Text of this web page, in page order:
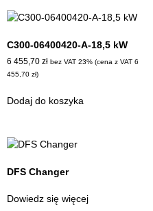
C300-06400420-A-18,5 kW
6 455,70 zł bez VAT 23% (cena z VAT 6
455,70 zł)
Dodaj do koszyka
DFS Changer
Dowiedz się więcej